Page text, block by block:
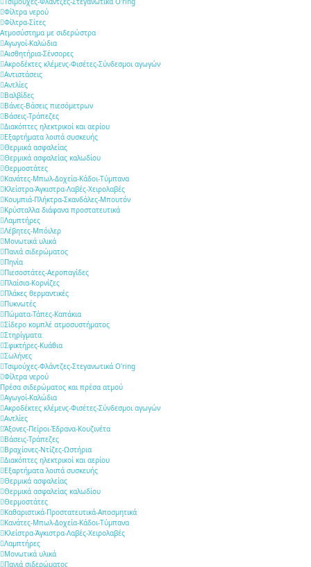
Φίλτρα νερού
Φίλτρα-Σίτες
Ατμοσύστημα με σιδερώστρα
Αγωγοί-Καλώδια
Αισθητήρια-Σένσορες
Ακροδέκτες κλέμενς-Φισέτες-Σύνδεσμοι αγωγών
Αντιστάσεις
Αντλίες
Βαλβίδες
Βάνες-Βάσεις πιεσόμετρων
Βάσεις-Τράπεζες
Διακόπτες ηλεκτρικοί και αερίου
Εξαρτήματα λοιπά συσκευής
Θερμικά ασφαλείας
Θερμικά ασφαλείας καλωδίου
Θερμοστάτες
Κανάτες-Μπωλ-Δοχεία-Κάδοι-Τύμπανα
Κλείστρα-Άγκιστρα-Λαβές-Χειρολαβές
Κουμπιά-Πλήκτρα-Σκανδάλες-Μπουτόν
Κρύσταλλα διάφανα προστατευτικά
Λαμπτήρες
Λέβητες-Μπόιλερ
Μονωτικά υλικά
Πανιά σιδερώματος
Πηνία
Πιεσοστάτες-Αεροπαγίδες
Πλαίσια-Κορνίζες
Πλάκες θερμαντικές
Πυκνωτές
Πώματα-Τάπες-Καπάκια
Σίδερο κομπλέ ατμοσυστήματος
Στηρίγματα
Σφικτήρες-Κυάθια
Σωλήνες
Τσιμούχες-Φλάντζες-Στεγανωτικά O'ring
Φίλτρα νερού
Πρέσα σιδερώματος και πρέσα ατμού
Αγωγοί-Καλώδια
Ακροδέκτες κλέμενς-Φισέτες-Σύνδεσμοι αγωγών
Αντλίες
Άξονες-Πείροι-Έδρανα-Κουζινέτα
Βάσεις-Τράπεζες
Βραχίονες-Ντίζες-Ωστήρια
Διακόπτες ηλεκτρικοί και αερίου
Εξαρτήματα λοιπά συσκευής
Θερμικά ασφαλείας
Θερμικά ασφαλείας καλωδίου
Θερμοστάτες
Καθαριστικά-Προστατευτικά-Αποσμητικά
Κανάτες-Μπωλ-Δοχεία-Κάδοι-Τύμπανα
Κλείστρα-Άγκιστρα-Λαβές-Χειρολαβές
Λαμπτήρες
Μονωτικά υλικά
Πανιά σιδερώματος